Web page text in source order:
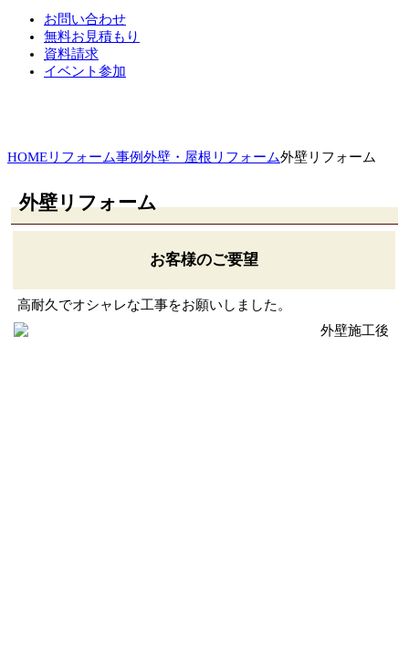
お問い合わせ
無料お見積もり
資料請求
イベント参加
HOMEリフォーム事例外壁・屋根リフォーム外壁リフォーム
外壁リフォーム
お客様のご要望
高耐久でオシャレな工事をお願いしました。